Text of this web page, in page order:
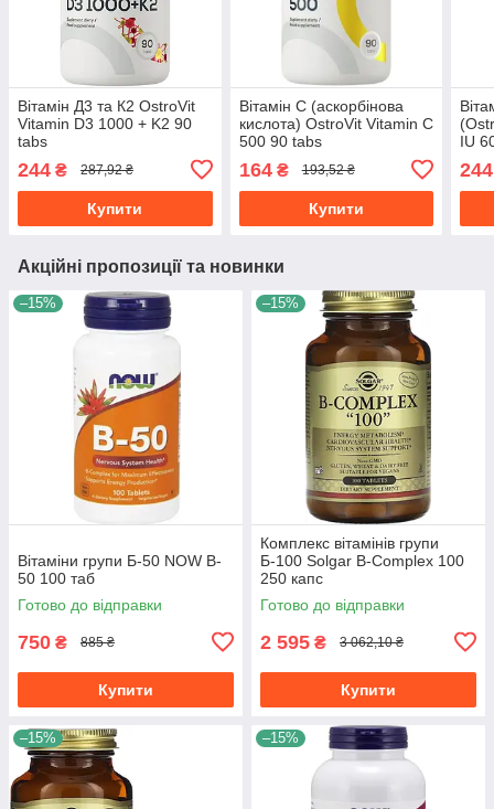
Вітамін Д3 та К2 OstroVit
Vitamin D3 1000 + K2 90
tabs
244 ₴ 287,92 ₴
Купити
Вітамін C (аскорбінова
кислота) OstroVit Vitamin C
500 90 tabs
164₴ 193,52 ₴
Купити
IU
244
Акційні пропозиції та новинки
–15%
Вітаміни групи Б-50 NOW B-
50 100 таб
Готово до відправки
750 ₴ 885 ₴
Купити
–15%
Комплекс вітамінів групи
Б-100 Solgar B-Complex 100
250 капс
Готово до відправки
2 595 ₴ 3 062,10 ₴
Купити
–15% –15%